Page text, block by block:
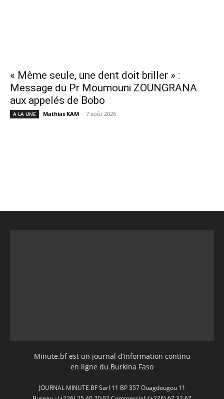
« Même seule, une dent doit briller » :
Message du Pr Moumouni ZOUNGRANA
aux appelés de Bobo
A LA UNE Mathias KAM - 7 août 2026
Minute.bf est un journal d’information continu
en ligne du Burkina Faso
JOURNAL MINUTE.BF Sarl 11 BP 357 Ouagdougou 11